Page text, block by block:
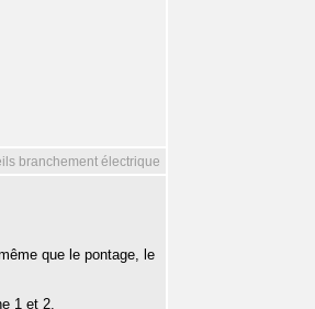
branchement électrique
que le pontage, le
1 et 2.